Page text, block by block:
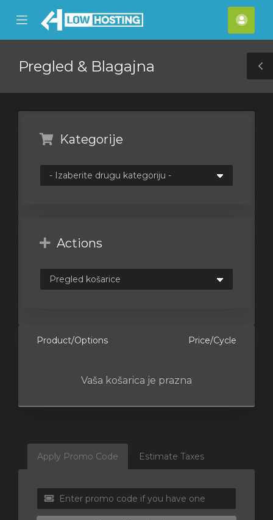
Mobile
Menu
Pregled & Blagajna
Kategorije
Actions
Product/Options Price/Cycle
Vaša košarica je prazna
Apply Promo Code Estimate Taxes